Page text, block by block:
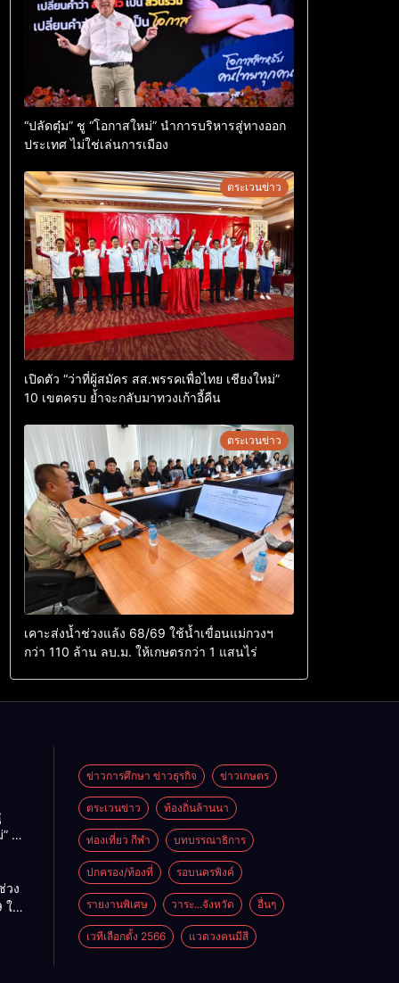
“ปลัดตุ๋ม” ชู “โอกาสใหม่” นำการบริหารสู่ทางออก
ประเทศ ไม่ใช่เล่นการเมือง
ตระเวนข่าว
เปิดตัว “ว่าที่ผู้สมัคร สส.พรรคเพื่อไทย เชียงใหม่”
10 เขตครบ ย้ำจะกลับมาทวงเก้าอี้คืน
ตระเวนข่าว
เคาะส่งน้ำช่วงแล้ง 68/69 ใช้น้ำเขื่อนแม่กวงฯ
กว่า 110 ล้าน ลบ.ม. ให้เกษตรกว่า 1 แสนไร่
นำ
วง
ใช้
ข่าวการศึกษา ข่าวธุรกิจ ข่าวเกษตร
ตระเวนข่าว ท้องถิ่นล้านนา
ท่องเที่ยว กีฬา บทบรรณาธิการ
ปกครอง/ท้องที่ รอบนครพิงค์
รายงานพิเศษ วาระ...จังหวัด อื่นๆ
เวทีเลือกตั้ง 2566 แวดวงคนมีสี